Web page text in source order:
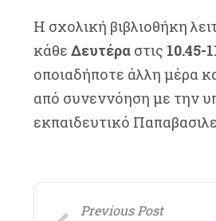
Η σχολική βιβλιοθήκη
κάθεΔευτέρα στις 10.45-
οποιαδήποτε άλλη μέρα
από συνεννόηση με την
εκπαιδευτικό
Previous Post